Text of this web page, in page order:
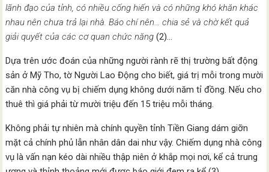
lãnh đạo của tỉnh, có nhiều cống hiến và có những khó khăn khác
nhau nên chưa trả lại nhà. Báo chí nên… chia sẻ và chờ kết quả
giải quyết của các cơ quan chức năng (2)…
Dựa trên ước đoán của những người rành rẽ thị trường bất động
sản ở Mỹ Tho, tờ Người Lao Động cho biết, giá trị mỗi trong mười
căn nhà công vụ bị chiếm dụng không dưới năm tỉ đồng. Nếu cho
thuê thì giá phải từ mười triệu đến 15 triệu mỗi tháng.
Không phải tự nhiên mà chính quyền tỉnh Tiền Giang dám giỡn
mặt cả chính phủ lẫn nhân dân dai như vậy. Chiếm dụng nhà công
vụ là vấn nạn kéo dài nhiều thập niên ở khắp mọi nơi, kể cả trung